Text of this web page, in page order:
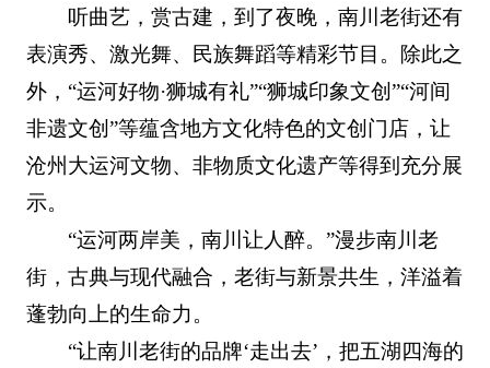
听曲艺，赏古建，到了夜晚，南川老街还有
表演秀、激光舞、民族舞蹈等精彩节目。除此之
外，“运河好物·狮城有礼”“狮城印象文创”“河间
非遗文创”等蕴含地方文化特色的文创门店，让
沧州大运河文物、非物质文化遗产等得到充分展
示。
“运河两岸美，南川让人醉。”漫步南川老
街，古典与现代融合，老街与新景共生，洋溢着
蓬勃向上的生命力。
“让南川老街的品牌‘走出去’，把五湖四海的